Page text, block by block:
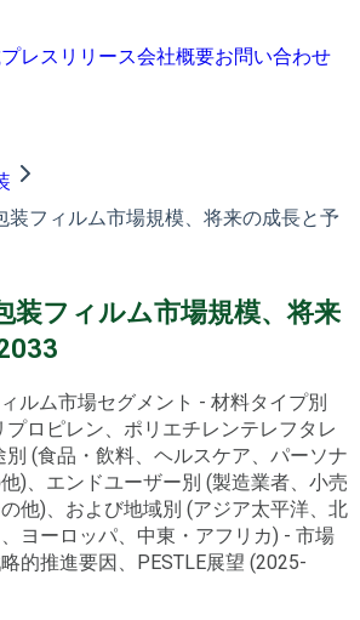
プレスリリース会社概要お問い合わせ
装フィルム市場規模、将来の成長と予
装フィルム市場規模、将来
ルム市場セグメント - 材料タイプ別
ロピレン、ポリエチレンテレフタレ
(食品・飲料、ヘルスケア、パーソナ
)、エンドユーザー別 (製造業者、小売
他)、および地域別 (アジア太平洋、北
ヨーロッパ、中東・アフリカ) - 市場
的推進要因、PESTLE展望 (2025-